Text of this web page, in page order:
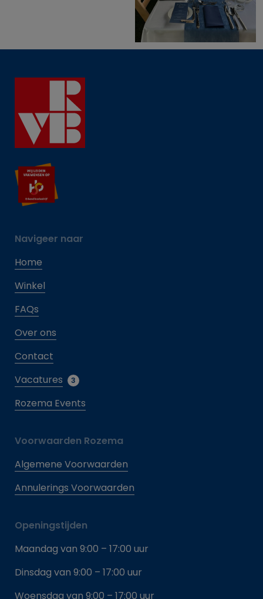
Navigeer naar
Home
Winkel
FAQs
Over ons
Contact
Vacatures
3
Rozema Events
Voorwaarden Rozema
Algemene Voorwaarden
Annulerings Voorwaarden
Openingstijden
Maandag van 9:00 – 17:00 uur
Dinsdag van 9:00 – 17:00 uur
Woensdag van 9:00 – 17:00 uur